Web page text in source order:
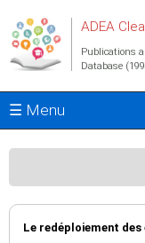
ADEA
Publications
Database
☰ Menu
Le redéploiement des